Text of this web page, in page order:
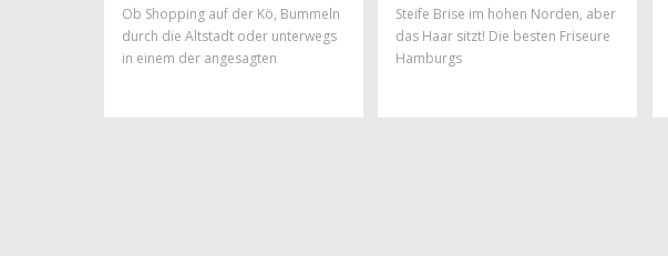
Ob Shopping auf der Kö, Bummeln
durch die Altstadt oder unterwegs
in einem der angesagten
Steife Brise im hohen Norden, aber
das Haar sitzt! Die besten Friseure
Hamburgs